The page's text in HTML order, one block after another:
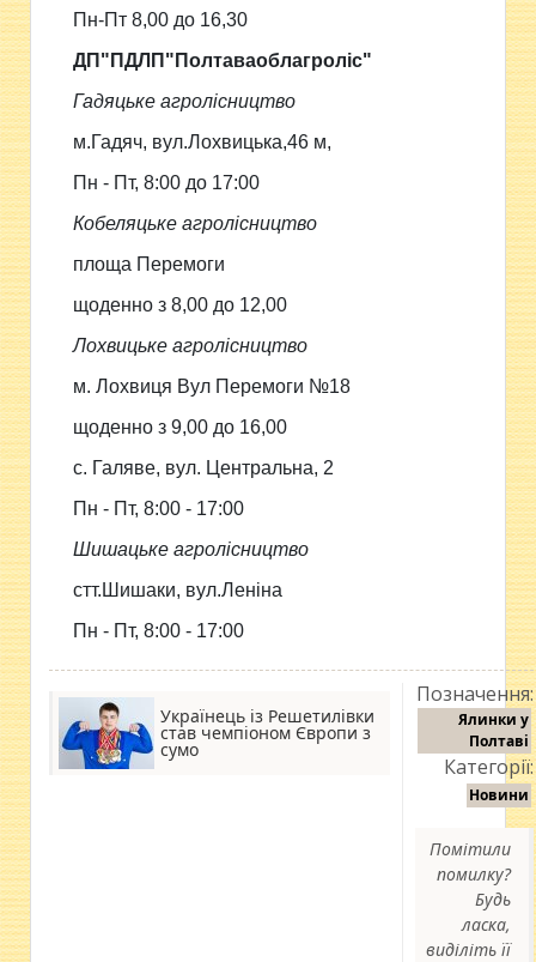
Пн-Пт 8,00 до 16,30
ДП"ПДЛП"Полтаваоблагроліс"
Гадяцьке агролісництво
м.Гадяч, вул.Лохвицька,46 м,
Пн - Пт, 8:00 до 17:00
Кобеляцьке агролісництво
площа Перемоги
щоденно з 8,00 до 12,00
Лохвицьке агролісництво
м. Лохвиця Вул Перемоги №18
щоденно з 9,00 до 16,00
с. Галяве, вул. Центральна, 2
Пн - Пт, 8:00 - 17:00
Шишацьке агролісництво
стт.Шишаки, вул.Леніна
Пн - Пт, 8:00 - 17:00
Українець із Решетилівки
став чемпіоном Європи з
сумо
Позначення:
Ялинки у
Полтаві
Категорії:
Новини
Помітили
помилку?
Будь
ласка,
виділіть її